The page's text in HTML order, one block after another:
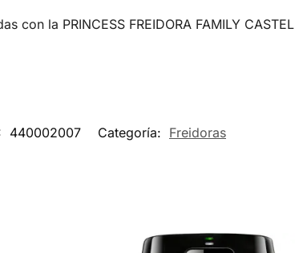
con la PRINCESS FREIDORA FAMILY
440002007 Categoría: Freidoras